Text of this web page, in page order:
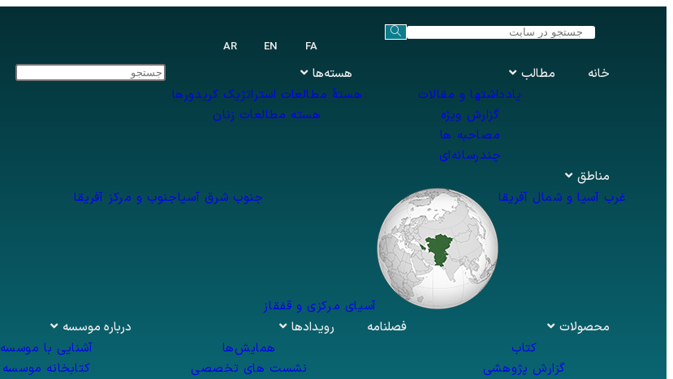
FA
EN
AR
خانه
مطالب
یادداشتها و مقالات
گزارش ویژه
مصاحبه ها
چندرسانه‌ای
هسته‌ها
هستهٔ مطالعات استراتژیک کریدورها
هسته مطالعات زنان
مناطق
غرب آسیا و شمال آفریقا
آسیای مرکزی و قفقاز
جنوب شرق آسیاجنوب و مرکز آفریقا
محصولات
کتاب
گزارش پژوهشی
فصلنامه
رویدادها
همایش‌ها
نشست های تخصصی
درباره موسسه
آشنایی با موسسه
کتابخانه موسسه